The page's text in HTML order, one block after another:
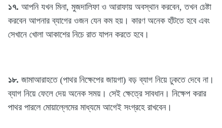
১৭. আপনি যখন মিনা, মুজদালিফা ও আরাফায় অবস্থান করবেন, তখন চেষ্টা
করবেন আপনার ব্যাগের ওজন যেন কম হয়। কারণ অনেক হাঁটতে হবে এবং
সেখানে খোলা আকাশের নিচে রাত যাপন করতে হবে।
১৮. জামাআরাহতে (পাথর নিক্ষেপের জায়গা) বড় ব্যাগ নিয়ে ঢুকতে দেবে না।
ব্যাগ নিয়ে ফেলে দেয় অনেক সময়। সেই ক্ষেত্রে সাবধান। নিক্ষেপ করার
পাথর পারলে মোয়াল্লেমের মাধ্যমে আগেই সংগ্রহে রাখবেন।